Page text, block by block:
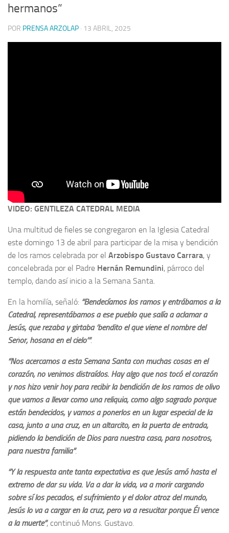
hermanos”
POR PRENSA ARZOLAP · 13 ABRIL, 2025
VIDEO: GENTILEZA CATEDRAL MEDIA
Una multitud de fieles se congregaron en la Iglesia Catedral
este domingo 13 de abril para participar de la misa y bendición
de los ramos celebrada por el Arzobispo Gustavo Carrara, y
concelebrada por el Padre Hernán Remundini, párroco del
templo, dando así inicio a la Semana Santa.
En la homilía, señaló: “Bendecíamos los ramos y entrábamos a la
Catedral, representábamos a ese pueblo que salía a aclamar a
Jesús, que rezaba y girtaba ‘bendito el que viene el nombre del
Señor, hosana en el cielo’”.
“Nos acercamos a esta Semana Santa con muchas cosas en el
corazón, no venimos distraídos. Hay algo que nos tocó el corazón
y nos hizo venir hoy para recibir la bendición de los ramos de olivo
que vamos a llevar como una reliquia, como algo sagrado porque
están bendecidos, y vamos a ponerlos en un lugar especial de la
casa, junto a una cruz, en un altarcito, en la puerta de entrada,
pidiendo la bendición de Dios para nuestra casa, para nosotros,
para nuestra familia”.
“Y la respuesta ante tanta expectativa es que Jesús amó hasta el
extremo de dar su vida. Va a dar la vida, va a morir cargando
sobre sí los pecados, el sufrimiento y el dolor atroz del mundo,
Jesús lo va a cargar en la cruz, pero va a resucitar porque Él vence
a la muerte”, continuó Mons. Gustavo.